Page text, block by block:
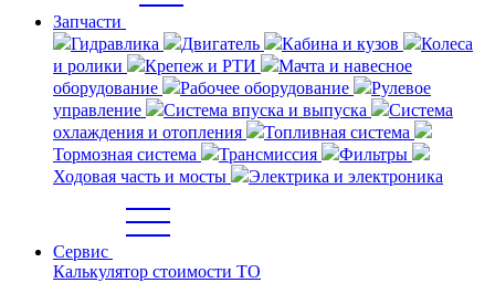
Запчасти
Гидравлика
Двигатель Кабина и кузов
Колеса
и ролики
Крепеж и РТИ
Мачта и навесное
оборудование
Рабочее оборудование
Рулевое
управление
Система впуска и выпуска
Система
охлаждения и отопления
Топливная система
Тормозная система
Трансмиссия
Фильтры
Ходовая часть и мосты
Электрика и электроника
Сервис
Калькулятор стоимости ТО